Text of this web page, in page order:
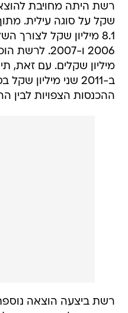
שקל על סוגה עילית.
8.1 מיליון שקל
מיליון שקלים. עם זאת,
ב-2011 שני מיליון
ההכנסות הצפויות לבין